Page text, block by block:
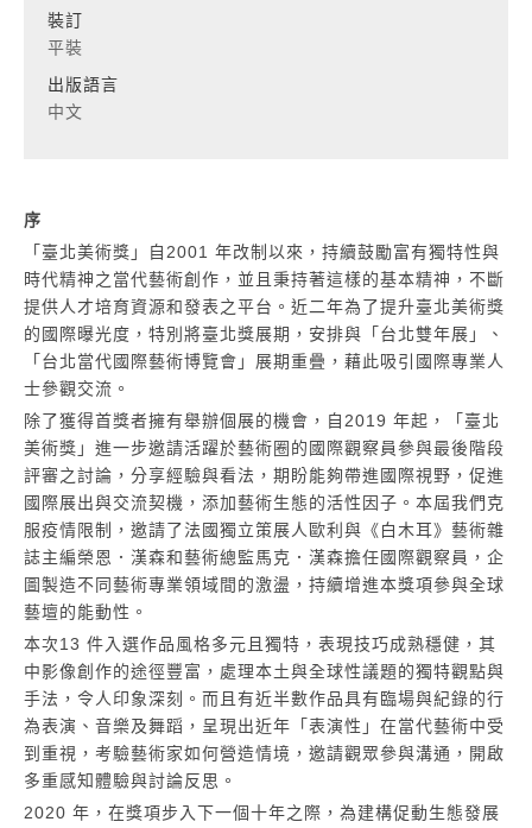
裝訂
平裝
出版語言
中文
序
「臺北美術獎」自2001 年改制以來，持續鼓勵富有獨特性與
時代精神之當代藝術創作，並且秉持著這樣的基本精神，不斷
提供人才培育資源和發表之平台。近二年為了提升臺北美術獎
的國際曝光度，特別將臺北獎展期，安排與「台北雙年展」、
「台北當代國際藝術博覽會」展期重疊，藉此吸引國際專業人
士參觀交流。
除了獲得首獎者擁有舉辦個展的機會，自2019 年起，「臺北
美術獎」進一步邀請活躍於藝術圈的國際觀察員參與最後階段
評審之討論，分享經驗與看法，期盼能夠帶進國際視野，促進
國際展出與交流契機，添加藝術生態的活性因子。本屆我們克
服疫情限制，邀請了法國獨立策展人歐利與《白木耳》藝術雜
誌主編榮恩．漢森和藝術總監馬克．漢森擔任國際觀察員，企
圖製造不同藝術專業領域間的激盪，持續增進本獎項參與全球
藝壇的能動性。
本次13 件入選作品風格多元且獨特，表現技巧成熟穩健，其
中影像創作的途徑豐富，處理本土與全球性議題的獨特觀點與
手法，令人印象深刻。而且有近半數作品具有臨場與紀錄的行
為表演、音樂及舞蹈，呈現出近年「表演性」在當代藝術中受
到重視，考驗藝術家如何營造情境，邀請觀眾參與溝通，開啟
多重感知體驗與討論反思。
2020 年，在獎項步入下一個十年之際，為建構促動生態發展